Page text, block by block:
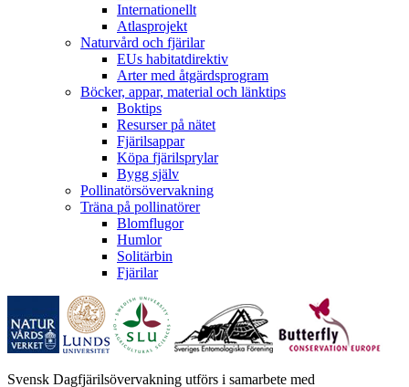
Internationellt
Atlasprojekt
Naturvård och fjärilar
EUs habitatdirektiv
Arter med åtgärdsprogram
Böcker, appar, material och länktips
Boktips
Resurser på nätet
Fjärilsappar
Köpa fjärilsprylar
Bygg själv
Pollinatörsövervakning
Träna på pollinatörer
Blomflugor
Humlor
Solitärbin
Fjärilar
Svensk Dagfjärilsövervakning utförs i samarbete med